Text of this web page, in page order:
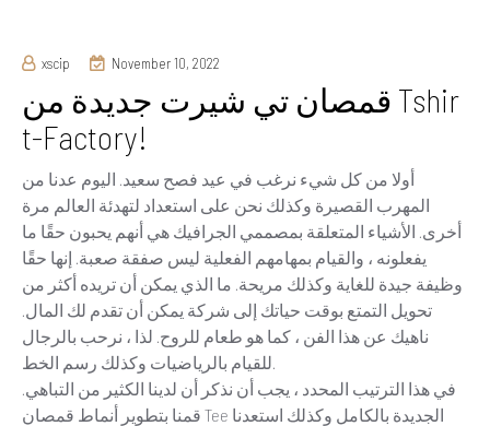
xscip November 10, 2022
قمصان تي شيرت جديدة من Tshir
t-Factory!
أولا من كل شيء نرغب في عيد فصح سعيد. اليوم عدنا من
المهرب القصيرة وكذلك نحن على استعداد لتهدئة العالم مرة
أخرى. الأشياء المتعلقة بمصممي الجرافيك هي أنهم يحبون حقًا ما
يفعلونه ، والقيام بمهامهم الفعلية ليس صفقة صعبة. إنها حقًا
وظيفة جيدة للغاية وكذلك مريحة. ما الذي يمكن أن تريده أكثر من
تحويل التمتع بوقت حياتك إلى شركة يمكن أن تقدم لك المال.
ناهيك عن هذا الفن ، كما هو طعام للروح. لذا ، نرحب بالرجال
للقيام بالرياضيات وكذلك رسم الخط.
في هذا الترتيب المحدد ، يجب أن نذكر أن لدينا الكثير من التباهي.
قمنا بتطوير أنماط قمصان Tee الجديدة بالكامل وكذلك استعدنا